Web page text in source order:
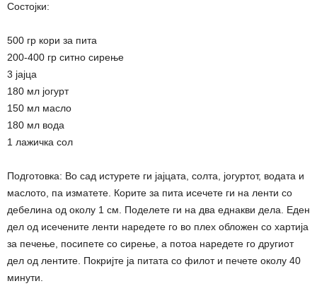
Состојки:
500 гр кори за пита
200-400 гр ситно сирење
3 јајца
180 мл јогурт
150 мл масло
180 мл вода
1 лажичка сол
Подготовка: Во сад истурете ги јајцата, солта, јогуртот, водата и
маслото, па изматете. Корите за пита исечете ги на ленти со
дебелина од околу 1 см. Поделете ги на два еднакви дела. Еден
дел од исечените ленти наредете го во плех обложен со хартија
за печење, посипете со сирење, а потоа наредете го другиот
дел од лентите. Покријте ја питата со филот и печете околу 40
минути.